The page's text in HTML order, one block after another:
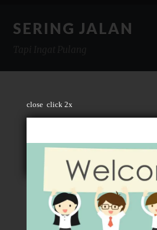
close click 2x
SERING JALAN